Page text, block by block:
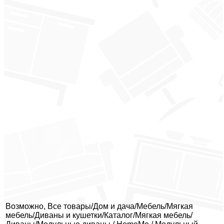
Возможно, Все товары/Дом и дача/Мебель/Мягкая
мебель/Диваны и кушетки/Каталог/Мягкая мебель/